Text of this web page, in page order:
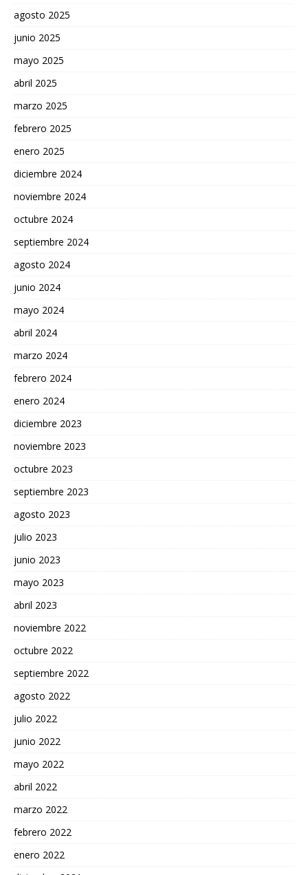
agosto 2025
junio 2025
mayo 2025
abril 2025
marzo 2025
febrero 2025
enero 2025
diciembre 2024
noviembre 2024
octubre 2024
septiembre 2024
agosto 2024
junio 2024
mayo 2024
abril 2024
marzo 2024
febrero 2024
enero 2024
diciembre 2023
noviembre 2023
octubre 2023
septiembre 2023
agosto 2023
julio 2023
junio 2023
mayo 2023
abril 2023
noviembre 2022
octubre 2022
septiembre 2022
agosto 2022
julio 2022
junio 2022
mayo 2022
abril 2022
marzo 2022
febrero 2022
enero 2022